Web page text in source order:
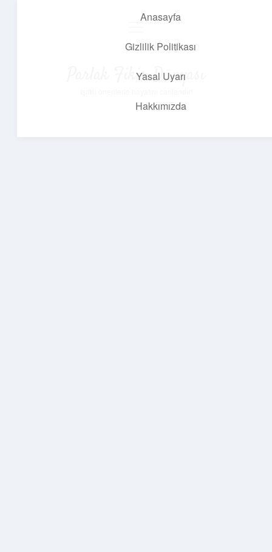
Anasayfa
Gizlilik Politikası
Yasal Uyarı
Hakkımızda
Parlak Fikir Dünyası